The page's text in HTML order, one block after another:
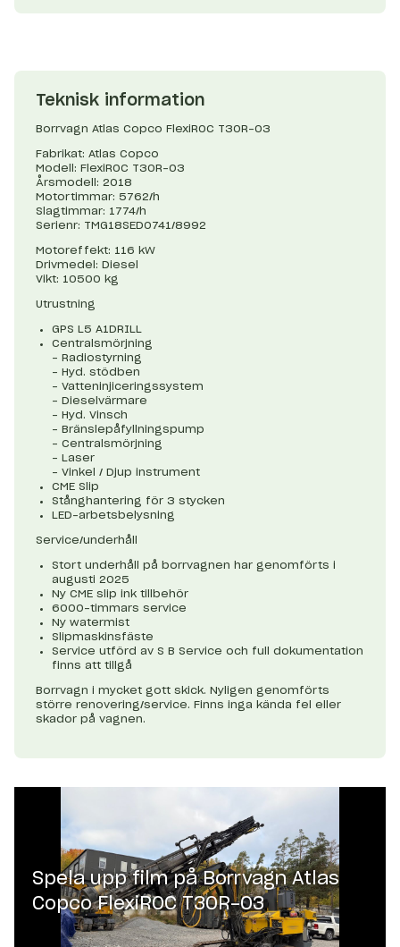
Teknisk information
Borrvagn Atlas Copco FlexiROC T30R-03
Fabrikat: Atlas Copco
Modell: FlexiROC T30R-03
Årsmodell: 2018
Motortimmar: 5762/h
Slagtimmar: 1774/h
Serienr: TMG18SED0741/8992
Motoreffekt: 116 kW
Drivmedel: Diesel
Vikt: 10500 kg
Utrustning
GPS L5 A1DRILL
Centralsmörjning
– Radiostyrning
– Hyd. stödben
– Vatteninjiceringssystem
– Dieselvärmare
– Hyd. Vinsch
– Bränslepåfyllningspump
– Centralsmörjning
– Laser
– Vinkel / Djup instrument
CME Slip
Stånghantering för 3 stycken
LED-arbetsbelysning
Service/underhåll
Stort underhåll på borrvagnen har genomförts i
augusti 2025
Ny CME slip ink tillbehör
6000-timmars service
Ny watermist
Slipmaskinsfäste
Service utförd av S B Service och full dokumentation
finns att tillgå
Borrvagn i mycket gott skick. Nyligen genomförts
större renovering/service. Finns inga kända fel eller
skador på vagnen.
Spela upp film påBorrvagn Atlas
Copco FlexiROC T30R-03